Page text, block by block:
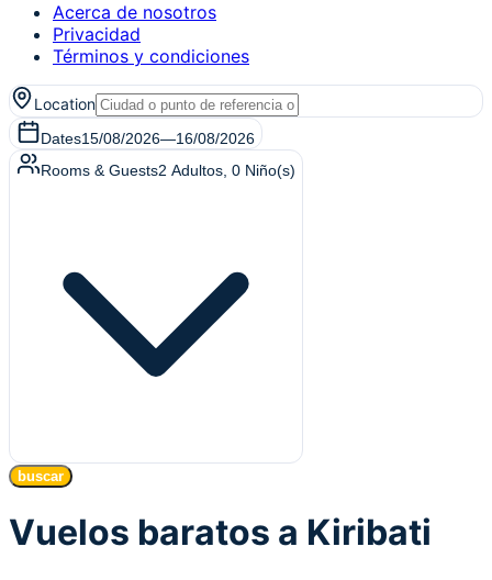
Acerca de nosotros
Privacidad
Términos y condiciones
Location
Dates15/08/2026—16/08/2026
Rooms & Guests2 Adultos 0 Niño(s)
buscar
Vuelos baratos a Kiribati